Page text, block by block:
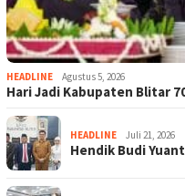
HEADLINE Agustus 5, 2026
Hari Jadi Kabupaten Blitar
HEADLINE Juli 21, 2026
Hendik Budi